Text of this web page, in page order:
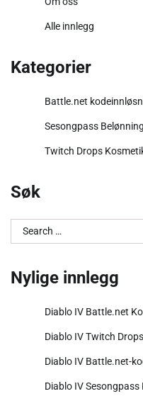
Alle innlegg
Kategorier
Battle.net
Sesongpass
Twitch Drops
Søk
Search
for:
Nylige innlegg
Diablo IV Battle.net
Diablo IV Twitch
Diablo IV Battle.net-
Diablo IV